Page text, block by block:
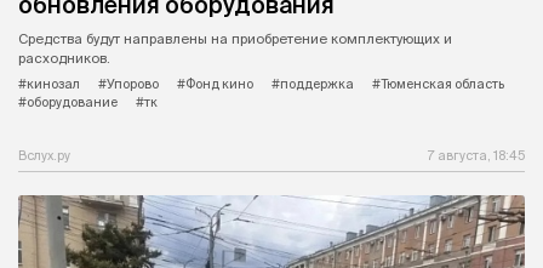
Средства будут направлены на приобретение комплектующих и
расходников.
#кинозал
#Упорово #Фонд кино #поддержка
#Тюменская область
#оборудование
#тк
Вслух.ру 7 августа, 18:45